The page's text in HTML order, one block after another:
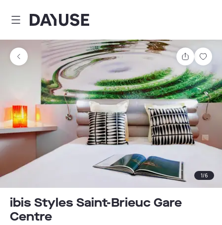
Dayuse
Partager
1/6
ibis Styles Saint-Brieuc Gare
Centre